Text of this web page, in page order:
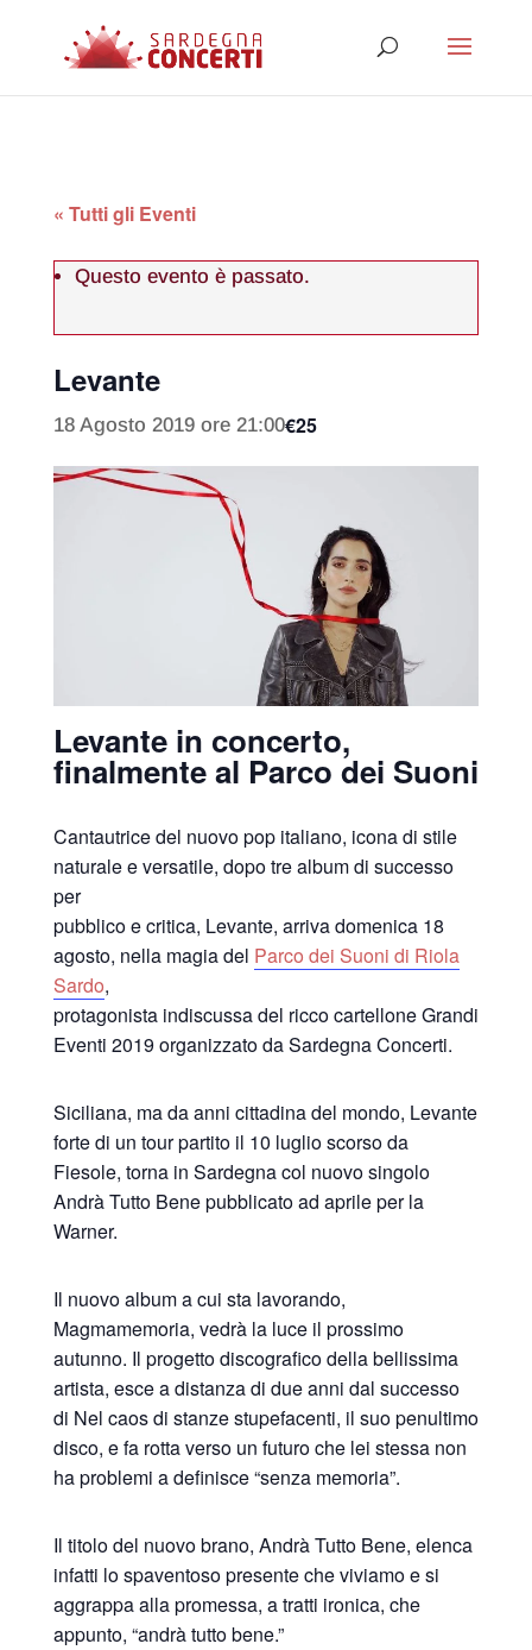
« Tutti gli Eventi
Questo evento è passato.
Levante
18 Agosto 2019 ore 21:00€25
Levante in concerto,
finalmente al Parco dei Suoni
Cantautrice del nuovo pop italiano, icona di stile
naturale e versatile, dopo tre album di successo
per
pubblico e critica, Levante, arriva domenica 18
agosto, nella magia del Parco dei Suoni di Riola
Sardo,
protagonista indiscussa del ricco cartellone Grandi
Eventi 2019 organizzato da Sardegna Concerti.
Siciliana, ma da anni cittadina del mondo, Levante
forte di un tour partito il 10 luglio scorso da
Fiesole, torna in Sardegna col nuovo singolo
Andrà Tutto Bene pubblicato ad aprile per la
Warner.
Il nuovo album a cui sta lavorando,
Magmamemoria, vedrà la luce il prossimo
autunno. Il progetto discografico della bellissima
artista, esce a distanza di due anni dal successo
di Nel caos di stanze stupefacenti, il suo penultimo
disco, e fa rotta verso un futuro che lei stessa non
ha problemi a definisce “senza memoria”.
Il titolo del nuovo brano, Andrà Tutto Bene, elenca
infatti lo spaventoso presente che viviamo e si
aggrappa alla promessa, a tratti ironica, che
appunto, “andrà tutto bene.”